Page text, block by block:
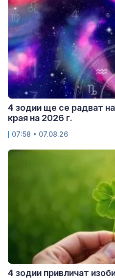
4 зодии ще се радват
края на 2026 г.
07:58 • 07.08.26
4 зодии привличат